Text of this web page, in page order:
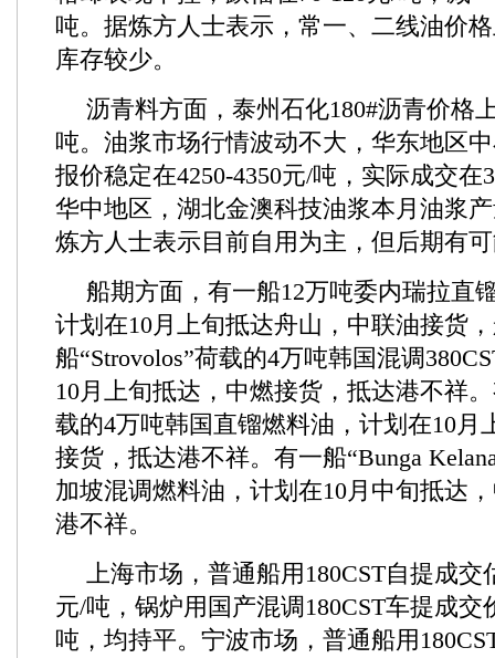
吨。据炼方人士表示，常一、二线油价
库存较少。
沥青料方面，泰州石化180#沥青价格
吨。油浆市场行情波动不大，华东地区
报价稳定在4250-4350元/吨，实际成交在
华中地区，湖北金澳科技油浆本月油浆
炼方人士表示目前自用为主，但后期有
船期方面，有一船12万吨委内瑞拉直
计划在10月上旬抵达舟山，中联油接货
船“Strovolos”荷载的4万吨韩国混调
10月上旬抵达，中燃接货，抵达港不祥
载的4万吨韩国直镏燃料油，计划在10月
接货，抵达港不祥。有一船“Bunga
加坡混调燃料油，计划在10月中旬抵达
港不祥。
上海市场，普通船用180CST自提成交
元/吨，锅炉用国产混调180CST车提成交
吨，均持平。宁波市场，普通船用